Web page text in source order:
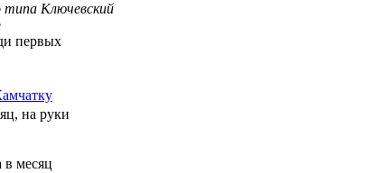
типа Ключевский
первых
на руки
месяц